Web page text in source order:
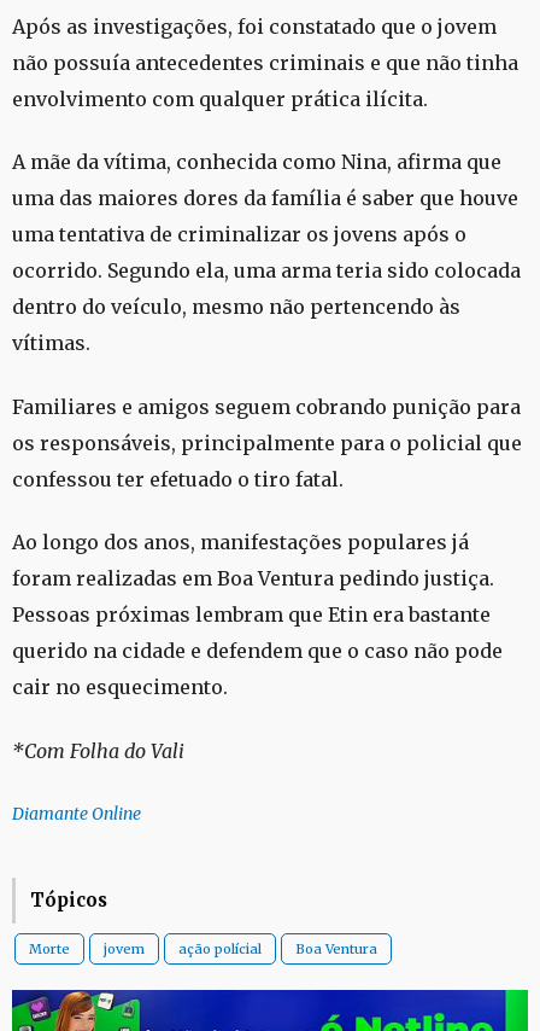
Após as investigações, foi constatado que o jovem
não possuía antecedentes criminais e que não tinha
envolvimento com qualquer prática ilícita.
A mãe da vítima, conhecida como Nina, afirma que
uma das maiores dores da família é saber que houve
uma tentativa de criminalizar os jovens após o
ocorrido. Segundo ela, uma arma teria sido colocada
dentro do veículo, mesmo não pertencendo às
vítimas.
Familiares e amigos seguem cobrando punição para
os responsáveis, principalmente para o policial que
confessou ter efetuado o tiro fatal.
Ao longo dos anos, manifestações populares já
foram realizadas em Boa Ventura pedindo justiça.
Pessoas próximas lembram que Etin era bastante
querido na cidade e defendem que o caso não pode
cair no esquecimento.
*Com Folha do Vali
Diamante Online
Tópicos
Morte jovem ação polícial Boa Ventura